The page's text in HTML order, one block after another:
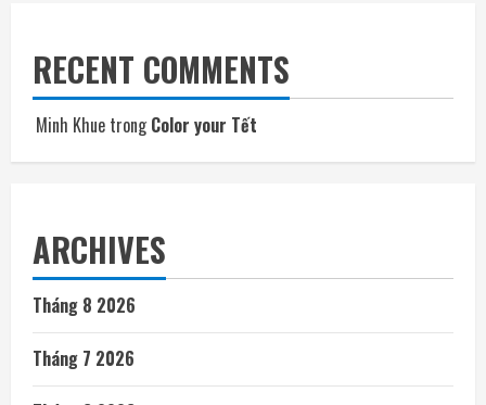
RECENT COMMENTS
Minh Khue trongColor your Tết
ARCHIVES
Tháng 8 2026
Tháng 7 2026